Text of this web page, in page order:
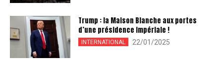
Trump : la Maison Blanche aux portes
d’une présidence impériale !
INTERNATIONAL 22/01/2025